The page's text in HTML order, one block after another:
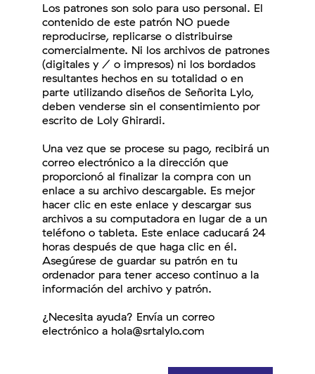
Los patrones son solo para uso personal. El
contenido de este patrón NO puede
reproducirse, replicarse o distribuirse
comercialmente. Ni los archivos de patrones
(digitales y / o impresos) ni los bordados
resultantes hechos en su totalidad o en
parte utilizando diseños de Señorita Lylo,
deben venderse sin el consentimiento por
escrito de Loly Ghirardi.
Una vez que se procese su pago, recibirá un
correo electrónico a la dirección que
proporcionó al finalizar la compra con un
enlace a su archivo descargable. Es mejor
hacer clic en este enlace y descargar sus
archivos a su computadora en lugar de a un
teléfono o tableta. Este enlace caducará 24
horas después de que haga clic en él.
Asegúrese de guardar su patrón en tu
ordenador para tener acceso continuo a la
información del archivo y patrón.
¿Necesita ayuda? Envía un correo
electrónico a hola@srtalylo.com